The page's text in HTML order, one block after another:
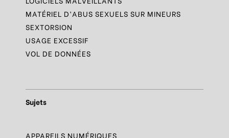
MATÉRIEL D’ABUS SEXUELS SUR MINEURS
SEXTORSION
USAGE EXCESSIF
VOL DE DONNÉES
Sujets
APPAREILS NUMÉRIQUES